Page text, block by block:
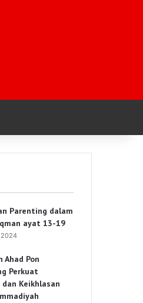
Parenting dalam
ayat 13-19
Ahad Pon
Perkuat
dan Keikhlasan